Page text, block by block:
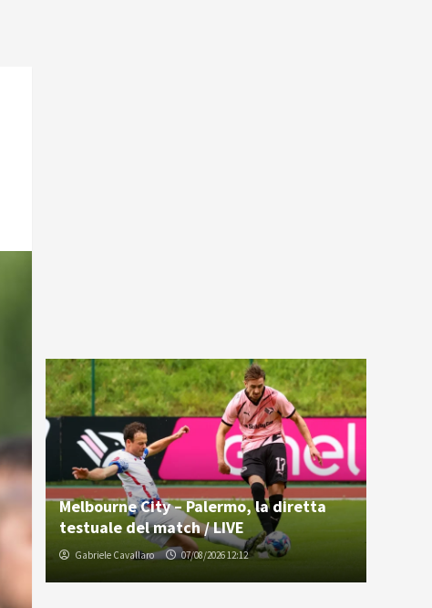
Melbourne City – Palermo, la diretta
testuale del match / LIVE
Gabriele Cavallaro 07/08/2026 12:12